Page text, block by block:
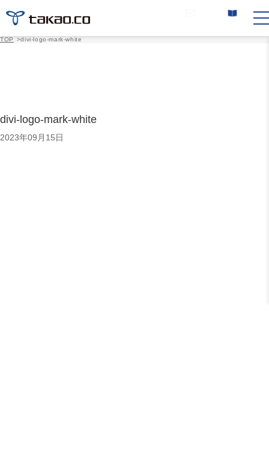
TOP >divi-logo-mark-white
divi-logo-mark-white
2023年09月15日